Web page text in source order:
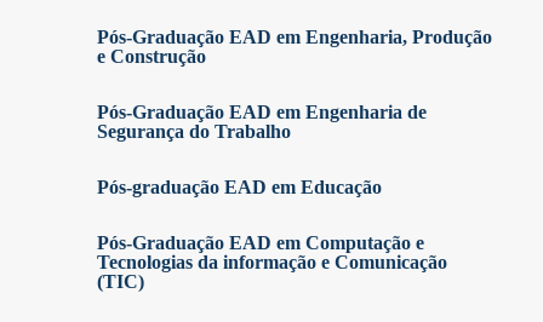
Pós-Graduação EAD em Engenharia, Produção
e Construção
Pós-Graduação EAD em Engenharia de
Segurança do Trabalho
Pós-graduação EAD em Educação
Pós-Graduação EAD em Computação e
Tecnologias da informação e Comunicação
(TIC)